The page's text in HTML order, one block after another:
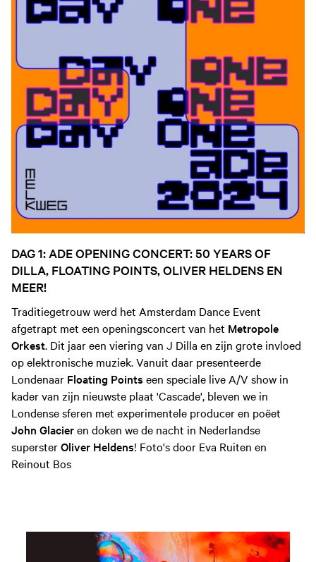
DAG 1: ADE OPENING CONCERT: 50 YEARS OF
DILLA, FLOATING POINTS, OLIVER HELDENS EN
MEER!
Traditiegetrouw werd het Amsterdam Dance Event
afgetrapt met een openingsconcert van het Metropole
Orkest. Dit jaar een viering van J Dilla en zijn grote invloed
op elektronische muziek. Vanuit daar presenteerde
Londenaar Floating Points een speciale live A/V show in
kader van zijn nieuwste plaat 'Cascade', bleven we in
Londense sferen met experimentele producer en poëet
John Glacieren doken we de nacht in Nederlandse
supersterOliver Heldens! Foto's door Eva Ruiten en
Reinout Bos